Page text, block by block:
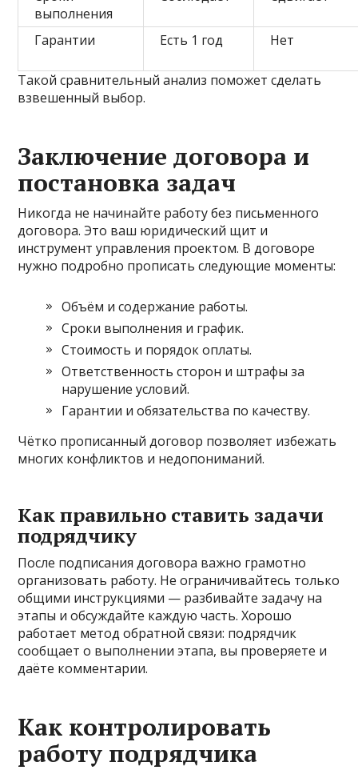
выполнения
Гарантии Есть 1 год Нет
Такой сравнительный анализ поможет сделать
взвешенный выбор.
Заключение договора и
постановка задач
Никогда не начинайте работу без письменного
договора. Это ваш юридический щит и
инструмент управления проектом. В договоре
нужно подробно прописать следующие моменты:
Объём и содержание работы.
Сроки выполнения и график.
Стоимость и порядок оплаты.
Ответственность сторон и штрафы за
нарушение условий.
Гарантии и обязательства по качеству.
Чётко прописанный договор позволяет избежать
многих конфликтов и недопониманий.
Как правильно ставить задачи
подрядчику
После подписания договора важно грамотно
организовать работу. Не ограничивайтесь только
общими инструкциями — разбивайте задачу на
этапы и обсуждайте каждую часть. Хорошо
работает метод обратной связи: подрядчик
сообщает о выполнении этапа, вы проверяете и
даёте комментарии.
Как контролировать
работу подрядчика